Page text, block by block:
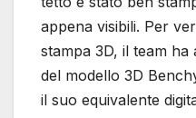
appena visibili. Per
stampa 3D, il team
del modello 3D
il suo equivalente